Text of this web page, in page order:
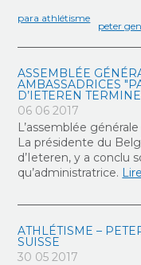
para athlétisme
peter
ASSEMBLÉE
AMBASSADRICES
D’IETEREN
06 06 2017
L’assemblée
La présidente du
d’Ieteren, y a conclu
qu’administratrice.
ATHLÉTISME –
SUISSE
30 05 2017